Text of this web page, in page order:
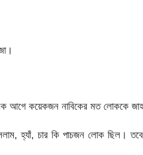
আগে কয়েকজন নাবিকের মত লোককে
হ্যাঁ, চার কি পাচজন লোক ছিল। তবে